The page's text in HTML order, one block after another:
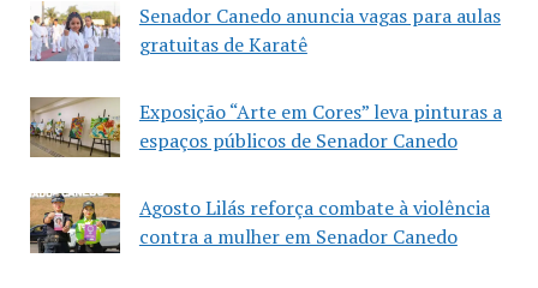
Senador Canedo anuncia vagas para aulas
gratuitas de Karatê
Exposição “Arte em Cores” leva pinturas a
espaços públicos de Senador Canedo
Agosto Lilás reforça combate à violência
contra a mulher em Senador Canedo